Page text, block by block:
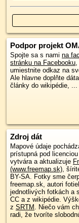
Podpor projekt
Spojte sa s nami na
stránku na Facebooku,
umiestnite odkaz na
Ale hlavne doplňte
články do wikipédie, ...
Zdroj dát
Mapové údaje
prístupná pod licenciou
vytvára a aktualizuje
(www.freemap.sk),
BY-SA. Fotky sme
freemap.sk, autori
jednotlivých fotkách a
CC a z wikipédie.
z SRTM . Niečo vám
radi, že tvoríte